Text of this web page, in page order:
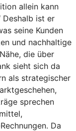
allein kann
Deshalb ist er
seine Kunden
und nachhaltige
die über
sieht sich da
als strategischer
sprechen
Da